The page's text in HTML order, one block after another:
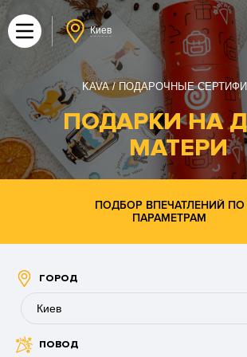
Киев
KAVA ПОДАРОЧНЫЕ
ПОДАРКИ НА
МАТЕРИ
ПОДБОР ВПЕЧАТЛЕНИЙ ПО
ПАРАМЕТРАМ
ГОРОД
Киев
Буковель
ПОВОД